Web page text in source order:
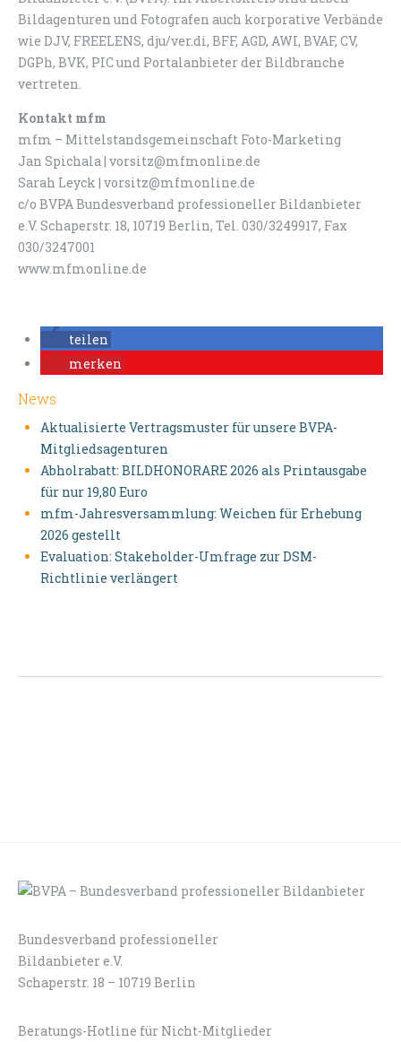
Bildagenturen und Fotografen auch korporative Verbände
wie DJV, FREELENS, dju/ver.di, BFF, AGD, AWI, BVAF, CV,
DGPh, BVK, PIC und Portalanbieter der Bildbranche
vertreten.
Kontakt mfm
mfm – Mittelstandsgemeinschaft Foto-Marketing
Jan Spichala | vorsitz@mfmonline.de
Sarah Leyck | vorsitz@mfmonline.de
c/o BVPA Bundesverband professioneller Bildanbieter
e.V. Schaperstr. 18, 10719 Berlin, Tel. 030/3249917, Fax
030/3247001
www.mfmonline.de
teilen
merken
News
Aktualisierte Vertragsmuster für unsere BVPA-
Mitgliedsagenturen
Abholrabatt: BILDHONORARE 2026 als Printausgabe
für nur 19,80 Euro
mfm-Jahresversammlung: Weichen für Erhebung
2026 gestellt
Evaluation: Stakeholder-Umfrage zur DSM-
Richtlinie verlängert
Bundesverband professioneller
Bildanbieter e.V.
Schaperstr. 18 – 10719 Berlin
Beratungs-Hotline für Nicht-Mitglieder